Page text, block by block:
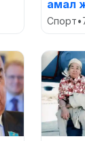
амал
Спорт•